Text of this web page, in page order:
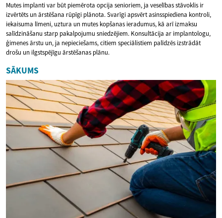
Mutes implanti var būt piemērota opcija senioriem, ja veselības stāvoklis ir
izvērtēts un ārstēšana rūpīgi plānota. Svarīgi apsvērt asinsspiediena kontroli,
iekaisuma līmeni, uztura un mutes kopšanas ieradumus, kā arī izmaksu
salīdzināšanu starp pakalpojumu sniedzējiem. Konsultācija ar implantologu,
ģimenes ārstu un, ja nepieciešams, citiem speciālistiem palīdzēs izstrādāt
drošu un ilgstspējīgu ārstēšanas plānu.
SĀKUMS